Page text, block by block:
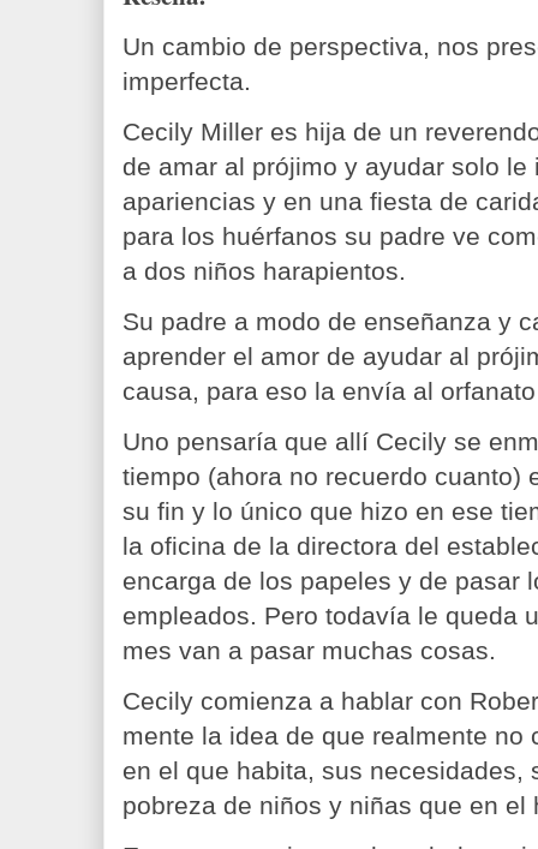
Un cambio de perspectiva, nos
imperfecta.
Cecily Miller es hija de un
de amar al prójimo y ayudar solo le
apariencias y en una fiesta de
para los huérfanos su padre ve
a dos niños harapientos.
Su padre a modo de enseñanza y
aprender el amor de ayudar al
causa, para eso la envía al
Uno pensaría que allí Cecily se
tiempo (ahora no recuerdo cuanto)
su fin y lo único que hizo en ese
la oficina de la directora del
encarga de los papeles y de pasar
empleados. Pero todavía le queda
mes van a pasar muchas cosas.
Cecily comienza a hablar con
mente la idea de que realmente no
en el que habita, sus necesidades,
pobreza de niños y niñas que en el